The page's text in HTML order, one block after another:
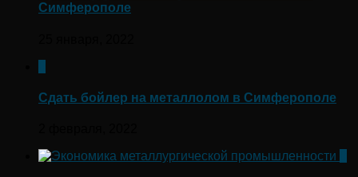
Симферополе
Сдать бойлер на металлолом в Симферополе